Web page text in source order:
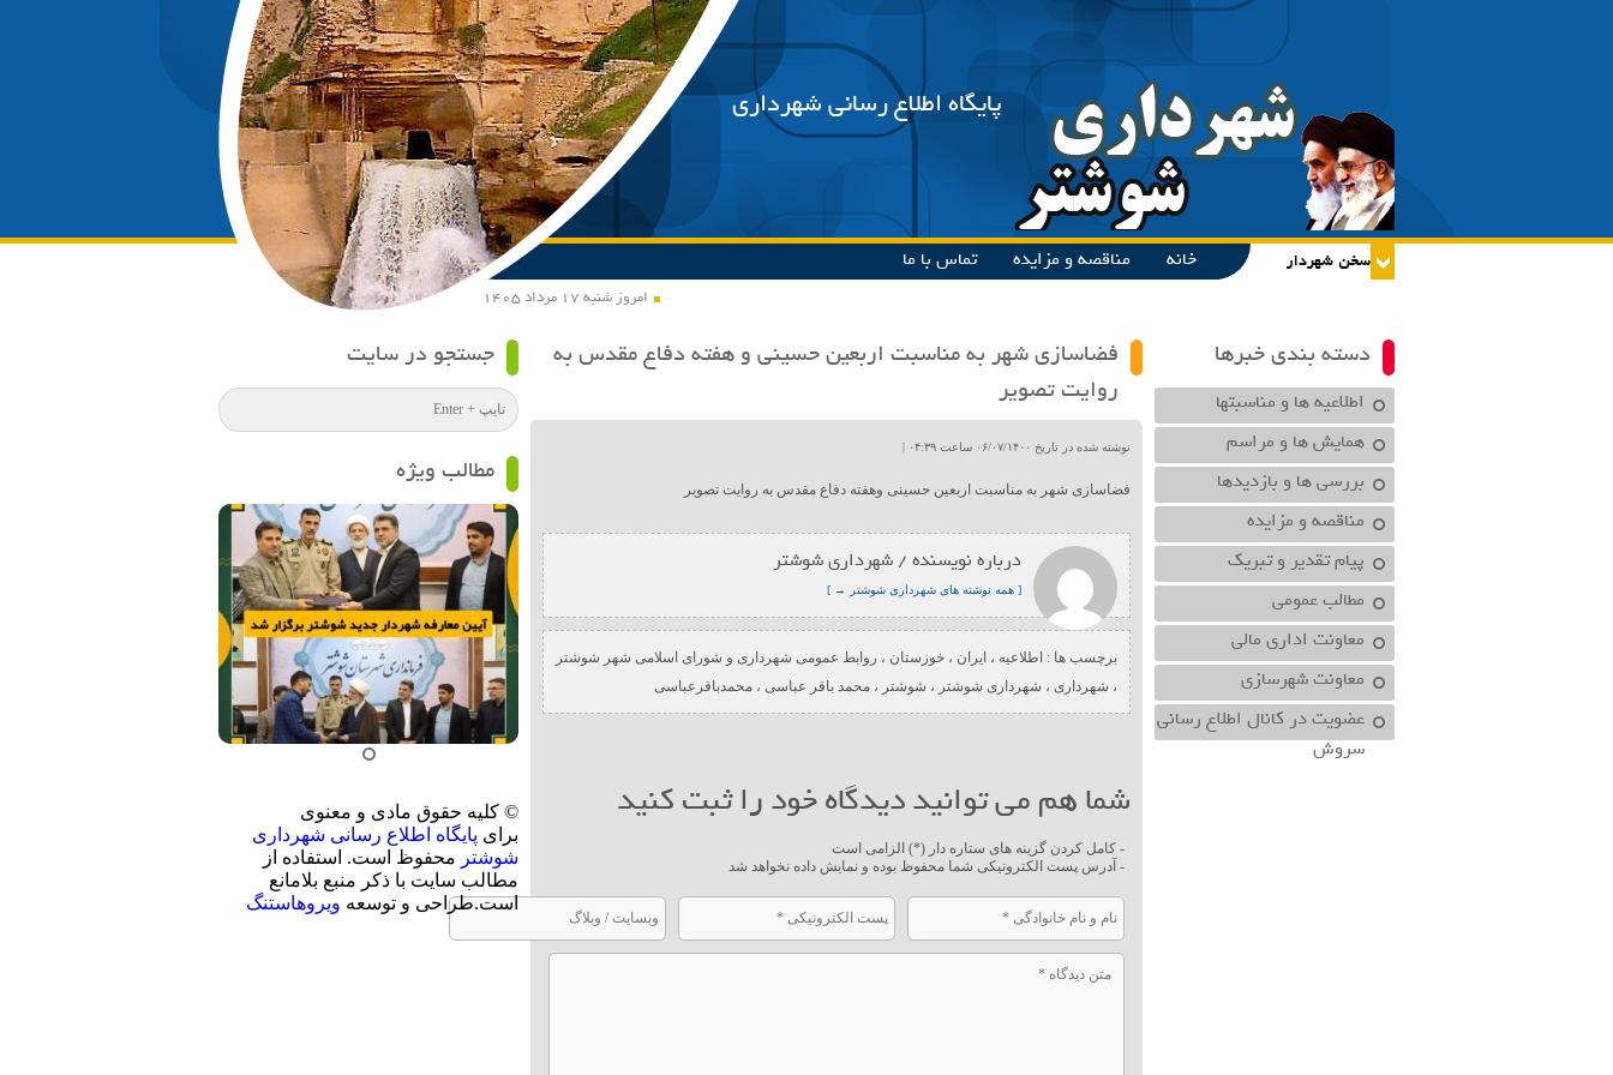
پایگاه اطلاع رسانی شهرداری
امروز شنبه ۱۷ مرداد ۱۴۰۵
خانه مناقصه و مزایده تماس با ما
دسته بندی خبرها
اطلاعیه ها و مناسبتها
همایش ها و مراسم
بررسی ها و بازدیدها
مناقصه و مزایده
پیام تقدیر و تبریک
مطالب عمومی
معاونت اداري مالي
معاونت شهرسازي
عضویت در کانال اطلاع رسانی
سروش
فضاسازی شهر به مناسبت اربعین حسینی و هفته دفاع مقدس به
روایت تصویر
نوشته شده در تاریخ ۰۶/۰۷/۱۴۰۰ ساعت ۰۴:۳۹ |
فضاسازی شهر به مناسبت اربعین حسینی وهفته دفاع مقدس به روایت تصویر
درباره نویسنده / شهرداری شوشتر
[ همه نوشته های شهرداری شوشتر → ]
برچسب ها : اطلاعیه ، ایران ، خوزستان ، روابط عمومی شهرداری و شورای اسلامی شهر شوشتر
، شهرداری ، شهرداری شوشتر ، شوشتر ، محمد باقر عباسی ، محمدباقرعباسی
شما هم می توانید دیدگاه خود را ثبت کنید
- کامل کردن گزینه های ستاره دار (*) الزامی است
- آدرس پست الکترونیکی شما محفوظ بوده و نمایش داده نخواهد شد
جستجو در سایت
مطالب ویژه
© کلیه حقوق مادی و معنوی
برای پایگاه اطلاع رسانی شهرداری
شوشتر محفوظ است. استفاده از
مطالب سایت با ذکر منبع بلامانع
است.طراحی و توسعه ویروهاستنگ